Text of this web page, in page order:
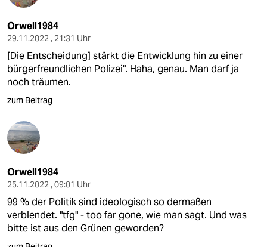
Orwell1984
29.11.2022 , 21:31 Uhr
[Die Entscheidung] stärkt die Entwicklung hin zu einer
bürgerfreundlichen Polizei". Haha, genau. Man darf ja
noch träumen.
zum Beitrag
Orwell1984
25.11.2022 , 09:01 Uhr
99 % der Politik sind ideologisch so dermaßen
verblendet. "tfg" - too far gone, wie man sagt. Und was
bitte ist aus den Grünen geworden?